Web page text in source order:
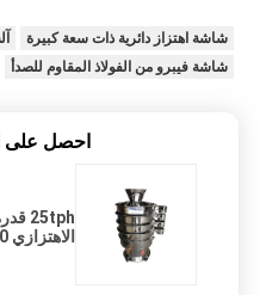
شاشة اهتزاز دائرية ذات سعة كبيرة
شاشة فيبرو من الفولاذ المقاوم للصدأ
احصل
الاهتزازي 500 شبكة